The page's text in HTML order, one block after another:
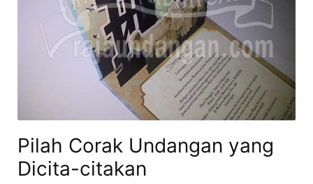
Pilah Corak Undangan yang
Dicita-citakan